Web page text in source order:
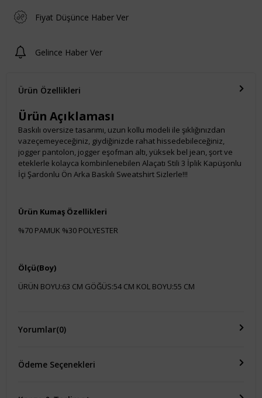
Fiyat Düşünce Haber Ver
Gelince Haber Ver
Ürün Özellikleri
Ürün Açıklaması
Baskılı oversize tasarımı, uzun kollu modeli ile şıklığınızdan
vazeçemeyeceğiniz, giydiğinizde rahat hissedebileceğiniz,
jogger pantolon, jogger eşofman altı, yüksek bel jean, şort ve
eteklerle kolayca kombinlenebilen Alaçatı Stili 3 İplik Kapüşonlu
İçi Şardonlu Ön Arka Baskılı Sweatshirt Sizlerle!!!
Ürün Kumaş Özellikleri
%70 PAMUK %30 POLYESTER
Ölçü(Boy)
ÜRÜN BOYU:63 CM GÖĞÜS:54 CM KOL BOYU:55 CM
Yorumlar(0)
Ödeme Seçenekleri